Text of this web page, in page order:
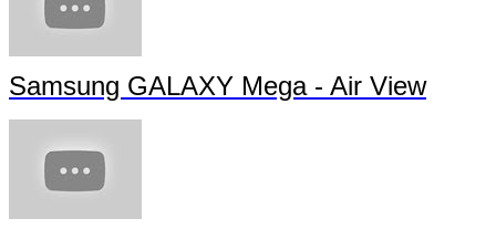
Samsung GALAXY Mega - Air View